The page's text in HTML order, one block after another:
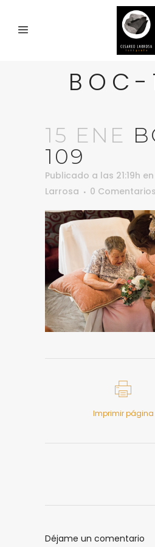
BOC-
15 ENE
109
Publicado a las 21:19h en
Larrosa
0 Comentarios
Imprimir página
Déjame un comentario